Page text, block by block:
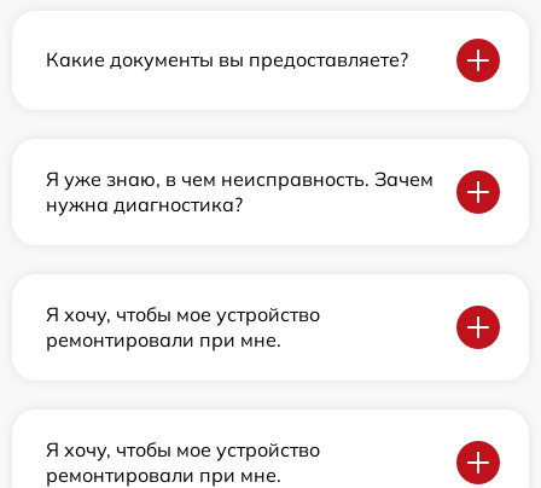
Какие документы вы предоставляете?
Я уже знаю, в чем неисправность. Зачем
нужна диагностика?
Я хочу, чтобы мое устройство
ремонтировали при мне.
Я хочу, чтобы мое устройство
ремонтировали при мне.